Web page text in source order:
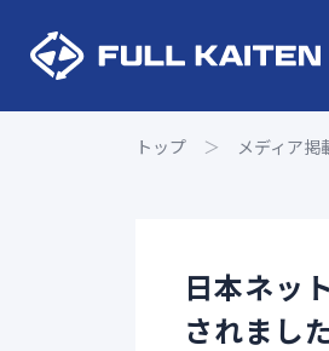
トップ ＞ メディア掲
日本ネッ
されまし